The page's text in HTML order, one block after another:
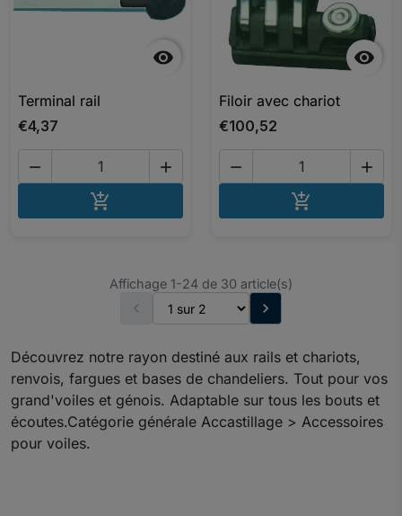

Terminal rail
€4,37
 


Filoir avec chariot
€100,52
 

Affichage 1-24 de 30 article(s)
 
Découvrez notre rayon destiné aux rails et chariots,
renvois, fargues et bases de chandeliers. Tout pour vos
grand'voiles et génois. Adaptable sur tous les bouts et
écoutes.Catégorie générale Accastillage > Accessoires
pour voiles.